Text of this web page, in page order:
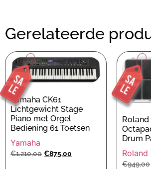
Gerelateerde
Yamaha CK61
Lichtgewicht Stage
Piano met Orgel
Bediening 61 Toetsen
Yamaha
€1.210,00 €875,00
Roland
Drum
Roland
€949,00